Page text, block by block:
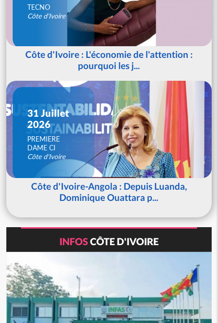
TECNO
Côte d'Ivoire
Côte d'Ivoire : L'économie de l'attention :
pourquoi les j...
31 Juillet
2026
PREMIERE
DAME CI
Côte d'Ivoire
Côte d'Ivoire-Angola : Depuis Luanda,
Dominique Ouattara p...
INFOSCÔTE D'IVOIRE